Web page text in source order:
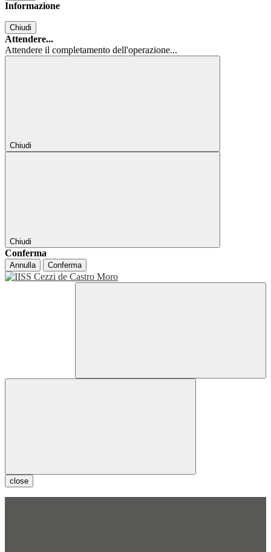
Informazione
Chiudi
Attendere...
Attendere il completamento dell'operazione...
Chiudi
Chiudi
Conferma
Annulla Conferma
close